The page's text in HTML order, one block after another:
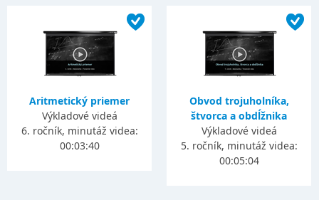
Aritmetický priemer
Výkladové videá
6. ročník, minutáž videa:
00:03:40
Obvod trojuholníka,
štvorca a obdĺžnika
Výkladové videá
5. ročník, minutáž videa:
00:05:04